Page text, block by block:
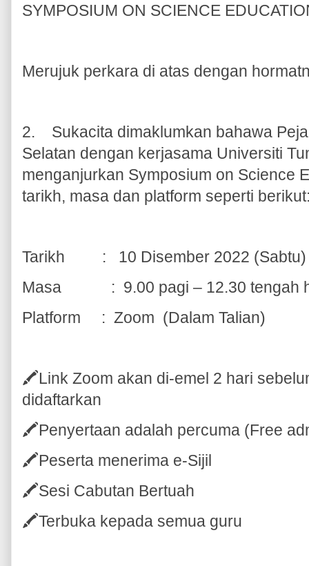
SYMPOSIUM ON SCIENCE
Merujuk perkara di atas dengan
2. Sukacita dimaklumkan bahawa
Selatan dengan kerjasama Universiti
menganjurkan Symposium on Science
tarikh, masa dan platform seperti
Tarikh : 10 Disember 2022 (Sabtu)
Masa : 9.00 pagi – 12.30 tengah
Platform : Zoom (Dalam Talian)
🖍Link Zoom akan di-emel 2 hari
didaftarkan
🖍Penyertaan adalah percuma (Free
🖍Peserta menerima e-Sijil
🖍Sesi Cabutan Bertuah
🖍Terbuka kepada semua guru